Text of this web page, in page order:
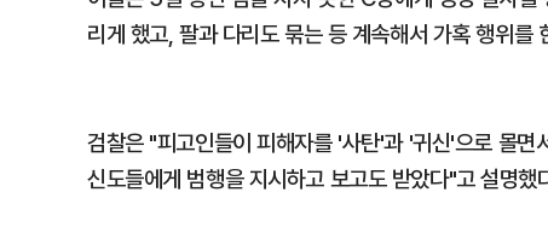
리게 했고, 팔과 다리도 묶는 등 계속해서 가혹 행위를
검찰은 "피고인들이 피해자를 '사탄'과 '귀신'으로 몰
신도들에게 범행을 지시하고 보고도 받았다"고 설명했